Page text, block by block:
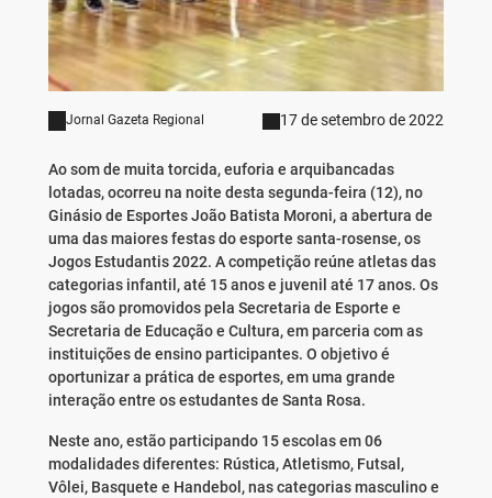
Jornal Gazeta Regional 17 de setembro de 2022
Ao som de muita torcida, euforia e arquibancadas
lotadas, ocorreu na noite desta segunda-feira (12), no
Ginásio de Esportes João Batista Moroni, a abertura de
uma das maiores festas do esporte santa-rosense, os
Jogos Estudantis 2022. A competição reúne atletas das
categorias infantil, até 15 anos e juvenil até 17 anos. Os
jogos são promovidos pela Secretaria de Esporte e
Secretaria de Educação e Cultura, em parceria com as
instituições de ensino participantes. O objetivo é
oportunizar a prática de esportes, em uma grande
interação entre os estudantes de Santa Rosa.
Neste ano, estão participando 15 escolas em 06
modalidades diferentes: Rústica, Atletismo, Futsal,
Vôlei, Basquete e Handebol, nas categorias masculino e